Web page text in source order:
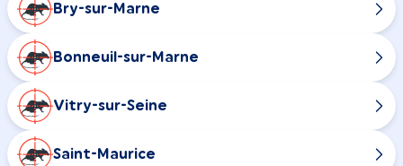
Bry-sur-Marne
Bonneuil-sur-Marne
Vitry-sur-Seine
Saint-Maurice